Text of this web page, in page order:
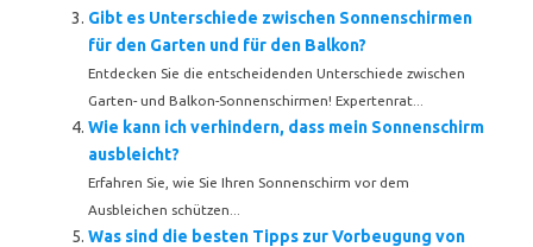
Gibt es Unterschiede zwischen Sonnenschirmen
für den Garten und für den Balkon?
Entdecken Sie die entscheidenden Unterschiede zwischen
Garten- und Balkon-Sonnenschirmen! Expertenrat...
Wie kann ich verhindern, dass mein Sonnenschirm
ausbleicht?
Erfahren Sie, wie Sie Ihren Sonnenschirm vor dem
Ausbleichen schützen...
Was sind die besten Tipps zur Vorbeugung von